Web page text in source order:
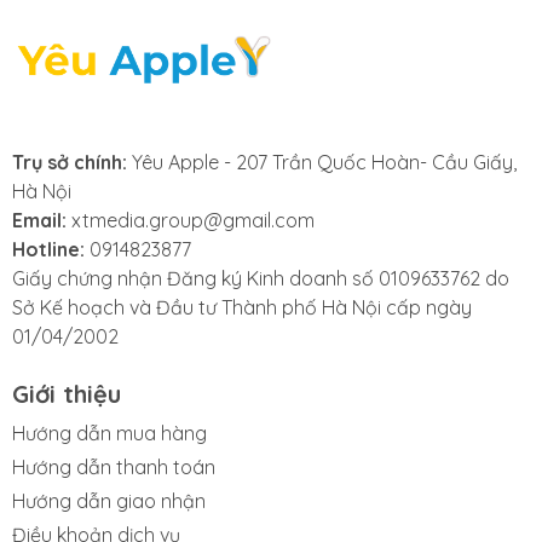
báo liên quan đến tình trạng pin, đó là dấu hiệu rõ
ràng cho thấy bạn cần thay pin iPad mới. Các cảnh
báo như "Pin bị lỗi", "Hiệu suất pin yếu" hay thông báo
máy khác.
- iPad Pro M2 11 2022 nóng bất thường: Khi bạn nhận
thấy chiếc iPad Pro M2 11 2022 trở nên nóng bất
thường trong quá trình sử dụng, đây có thể là dấu
hiệu cho thấy pin đang gặp vấn đề. Hiện tượng này
thường báo hiệu rằng đã đến lúc bạn cần thay pin
hoạt động của máy.
Trụ sở chính: Yêu Apple - 207 Trần Quốc Hoàn- Cầu Giấy,
Hà Nội
Email: xtmedia.group@gmail.com
Hotline: 0914823877
Giấy chứng nhận Đăng ký Kinh doanh số 0109633762 do
Sở Kế hoạch và Đầu tư Thành phố Hà Nội cấp ngày
01/04/2002
Giới thiệu
Hướng dẫn mua hàng
Hướng dẫn thanh toán
Hướng dẫn giao nhận
Điều khoản dịch vụ